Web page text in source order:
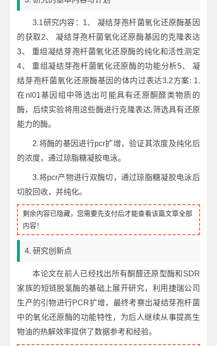
3.1研究内容：1、 凝结芽孢杆菌氧化还原酶基因
的获取2、 凝结芽孢杆菌氧化还原酶基因的克隆表达
3、 重组凝结芽孢杆菌氧化还原酶的纯化和活性测定
4、 重组凝结芽孢杆菌氧化还原酶的功能分析5、 凝
结芽孢杆菌氧化还原酶基因的体内过表达3.2方案: 1.
在nl01基因组中筛选出可能具有还原酮醛类物质的
酶，后续实验将用这些酶进行克隆表达,筛选具有还原
能力的酶。
2.将酶的基因进行pcr扩增，验证其浓度及纯化后
的浓度，通过琼脂糖凝胶电泳。
3.将pcr产物进行双酶切，通过琼脂糖凝胶电泳后
切胶回收，并纯化。
剩余内容已隐藏，您需要先支付后才能查看该篇文章全部
内容！
4. 研究创新点
本论文在前人已经找出所有酮醛还原型酶和SDR
家族的短链脱氢酶的基础上展开研究，利用捷瑞公司
生产的引物进行PCR扩增，最终考察出凝结芽孢杆菌
中的氧化还原酶的功能特性，为后人继续从事提高生
物油的热解效率提供了数据参考和经验。